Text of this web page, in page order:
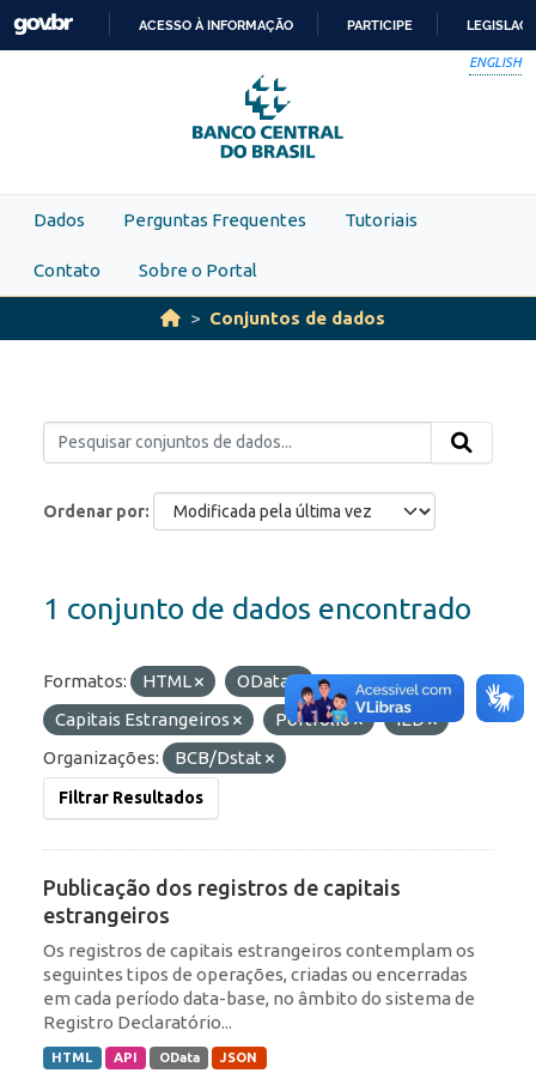
Skip to main content
PARA
O
CONTEÚDO
ACESSO À INFORMAÇÃO PARTICIPE
ENGLISH
Dados Perguntas Frequentes Tutoriais
Contato Sobre o Portal
Conjuntos de dados
Ordenar por
1 conjunto de dados encontrado
Formatos: HTML OData
Etiquetas:
Capitais Estrangeiros
Portfólio
IED
Organizações:
BCB/Dstat
Filtrar Resultados
Publicação dos registros de capitais
estrangeiros
Os registros de capitais estrangeiros contemplam os
seguintes tipos de operações, criadas ou encerradas
em cada período data-base, no âmbito do sistema de
Registro Declaratório...
HTML API OData JSON